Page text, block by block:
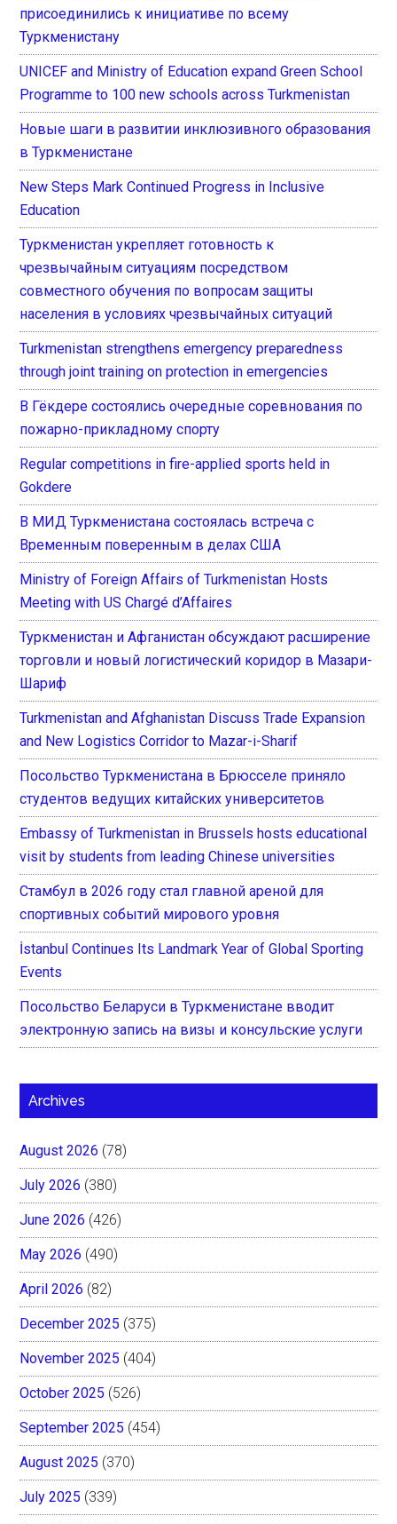
присоединились к инициативе по всему
Туркменистану
UNICEF and Ministry of Education expand Green School
Programme to 100 new schools across Turkmenistan
Новые шаги в развитии инклюзивного образования
в Туркменистане
New Steps Mark Continued Progress in Inclusive
Education
Туркменистан укрепляет готовность к
чрезвычайным ситуациям посредством
совместного обучения по вопросам защиты
населения в условиях чрезвычайных ситуаций
Turkmenistan strengthens emergency preparedness
through joint training on protection in emergencies
В Гёкдере состоялись очередные соревнования по
пожарно-прикладному спорту
Regular competitions in fire-applied sports held in
Gokdere
В МИД Туркменистана состоялась встреча с
Временным поверенным в делах США
Ministry of Foreign Affairs of Turkmenistan Hosts
Meeting with US Chargé d’Affaires
Туркменистан и Афганистан обсуждают расширение
торговли и новый логистический коридор в Мазари-
Шариф
Turkmenistan and Afghanistan Discuss Trade Expansion
and New Logistics Corridor to Mazar-i-Sharif
Посольство Туркменистана в Брюсселе приняло
студентов ведущих китайских университетов
Embassy of Turkmenistan in Brussels hosts educational
visit by students from leading Chinese universities
Стамбул в 2026 году стал главной ареной для
спортивных событий мирового уровня
İstanbul Continues Its Landmark Year of Global Sporting
Events
Посольство Беларуси в Туркменистане вводит
электронную запись на визы и консульские услуги
Archives
August 2026 (78)
July 2026 (380)
June 2026 (426)
May 2026 (490)
April 2026 (82)
December 2025 (375)
November 2025 (404)
October 2025 (526)
September 2025 (454)
August 2025 (370)
July 2025 (339)